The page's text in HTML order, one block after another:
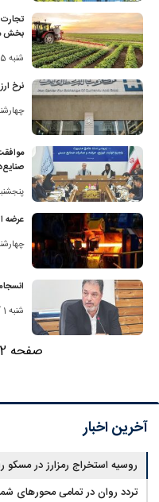
تجارت
بخش
شنبه 15 آذر 1404
نرخ
چهارشنبه 12
پنجشنبه 6 آذر
عرضه
چهارشنبه 5
شنبه 1 آذر 1404
صفحه 2 از 5
آخرین اخبار
روسیه استخراج رمزارز در مسکو را تا سال
تردد روان در تمامی محورهای